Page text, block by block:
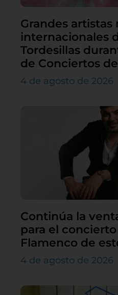
Grandes artistas
internacionales
Tordesillas
de Conciertos
4 de agosto de 2026
Continúa la
para el
Flamenco de
4 de agosto de 2026